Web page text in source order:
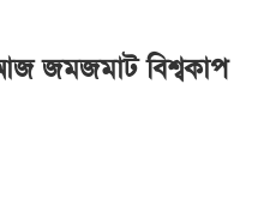
জমজমাট বিশ্বকাপ